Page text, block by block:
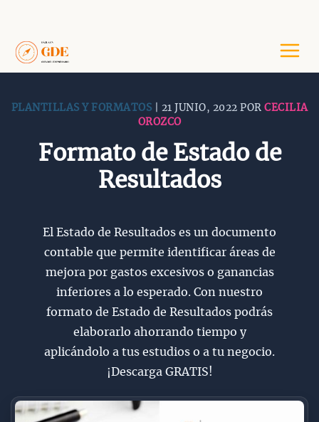
contenido
PLANTILLAS Y FORMATOS | 21 JUNIO, 2022 POR CECILIA
OROZCO
Formato de Estado de
Resultados
El Estado de Resultados es un documento
contable que permite identificar áreas de
mejora por gastos excesivos o ganancias
inferiores a lo esperado. Con nuestro
formato de Estado de Resultados podrás
elaborarlo ahorrando tiempo y
aplicándolo a tus estudios o a tu negocio.
¡Descarga GRATIS!